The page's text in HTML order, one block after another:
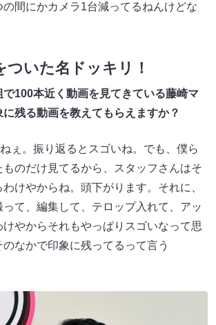
間にかカメラ1台減ってるねんけどな
ついた名ドッキリ！
で100本近く動画を見てきている藤崎マ
残る動画を教えてもらえますか？
。振り返るとスゴいね。でも、僕ら
のだけ見てるから、スタッフさんはそ
けやからね。頭下がります。それに、
て、編集して、テロップ入れて、アッ
やからそれもやっぱりスゴいなって思
のなかで印象に残ってるって言う